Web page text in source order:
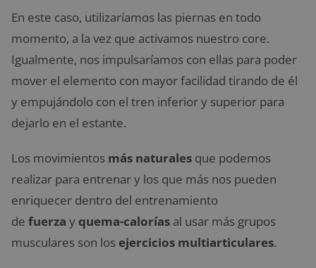
En este caso, utilizaríamos las piernas en todo
momento, a la vez que activamos nuestro core.
Igualmente, nos impulsaríamos con ellas para poder
mover el elemento con mayor facilidad tirando de él
y empujándolo con el tren inferior y superior para
dejarlo en el estante.
Los movimientos más naturales que podemos
realizar para entrenar y los que más nos pueden
enriquecer dentro del entrenamiento
de fuerza y quema-calorías al usar más grupos
musculares son los ejercicios multiarticulares.